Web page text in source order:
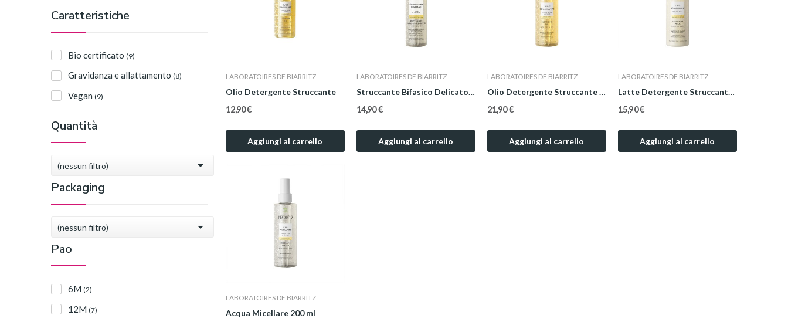
Caratteristiche
Bio certificato (9)
Gravidanza e allattamento (8)
Vegan (9)
Quantità
(nessun filtro) 
Packaging
(nessun filtro) 
Pao
6M (2)
12M (7)
LABORATOIRES DE BIARRITZ
Olio Detergente Struccante
12,90 €
Aggiungi al carrello
LABORATOIRES DE BIARRITZ
Struccante Bifasico Delicato Occhi e Labbra 125 ml
14,90 €
Aggiungi al carrello
LABORATOIRES DE BIARRITZ
Olio Detergente Struccante 200 ml
21,90 €
Aggiungi al carrello
LABORATOIRES DE BIARRITZ
Latte Detergente Struccante 200 ml
15,90 €
Aggiungi al carrello
LABORATOIRES DE BIARRITZ
Acqua Micellare 200 ml